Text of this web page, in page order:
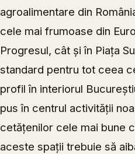
agroalimentare din
cele mai frumoase din
Progresul, cât și în Piața
standard pentru tot ceea
profil în interiorul
pus în centrul activității
cetățenilor cele mai bune
aceste spații trebuie să